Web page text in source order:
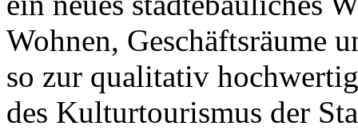
Wohnen, Geschäftsräume
so zur qualitativ
des Kulturtourismus der